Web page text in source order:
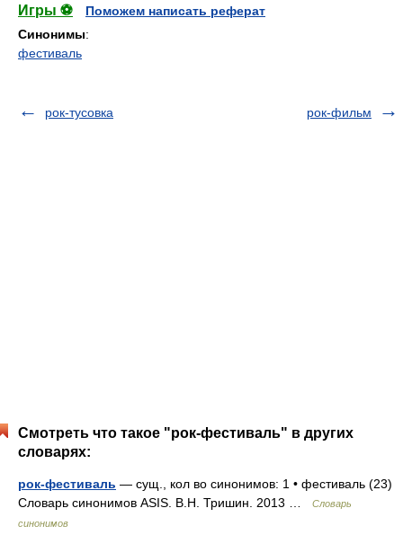
Игры ⚽
Поможем написать реферат
Синонимы:
фестиваль
рок-тусовка рок-фильм
Смотреть что такое "рок-фестиваль" в других
словарях:
рок-фестиваль — сущ., кол во синонимов: 1 • фестиваль (23)
Словарь синонимов ASIS. В.Н. Тришин. 2013 …
Словарь
синонимов